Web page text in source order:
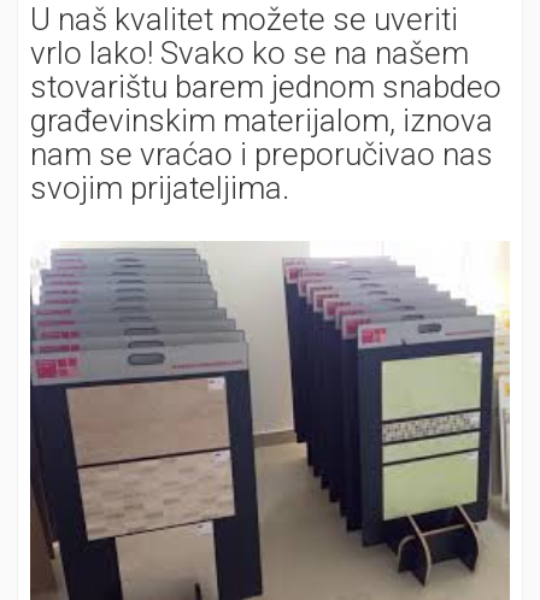
U naš kvalitet možete se uveriti
vrlo lako! Svako ko se na našem
stovarištu barem jednom snabdeo
građevinskim materijalom, iznova
nam se vraćao i preporučivao nas
svojim prijateljima.